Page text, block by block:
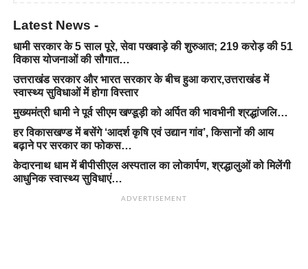
Latest News -
धामी सरकार के 5 साल पूरे, सेवा पखवाड़े की शुरुआत; 219 करोड़ की 51
विकास योजनाओं की सौगात…
उत्तराखंड सरकार और भारत सरकार के बीच हुआ करार,उत्तराखंड में
स्वास्थ्य सुविधाओं में होगा विस्तार
मुख्यमंत्री धामी ने पूर्व सीएम खण्डूड़ी को अर्पित की भावभीनी श्रद्धांजलि…
हर विकासखण्ड में बसेंगे ‘आदर्श कृषि एवं उद्यान गांव’, किसानों की आय
बढ़ाने पर सरकार का फोकस…
केदारनाथ धाम में बीपीसीएल अस्पताल का लोकार्पण, श्रद्धालुओं को मिलेंगी
आधुनिक स्वास्थ्य सुविधाएं…
ADVERTISEMENT